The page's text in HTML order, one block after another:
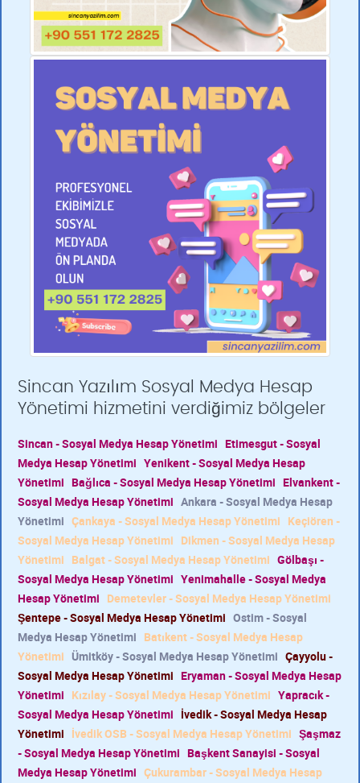
Sincan Yazılım Sosyal Medya Hesap
Yönetimi hizmetini verdiğimiz bölgeler
Sincan - Sosyal Medya Hesap Yönetimi Etimesgut - Sosyal
Medya Hesap Yönetimi Yenikent - Sosyal Medya Hesap
Yönetimi Bağlıca - Sosyal Medya Hesap Yönetimi Elvankent -
Sosyal Medya Hesap Yönetimi Ankara - Sosyal Medya Hesap
Yönetimi Çankaya - Sosyal Medya Hesap Yönetimi Keçiören -
Sosyal Medya Hesap Yönetimi Dikmen - Sosyal Medya Hesap
Yönetimi Balgat - Sosyal Medya Hesap Yönetimi Gölbaşı -
Sosyal Medya Hesap Yönetimi Yenimahalle - Sosyal Medya
Hesap Yönetimi Demetevler - Sosyal Medya Hesap Yönetimi
Şentepe - Sosyal Medya Hesap Yönetimi Ostim - Sosyal
Medya Hesap Yönetimi Batıkent - Sosyal Medya Hesap
Yönetimi Ümitköy - Sosyal Medya Hesap Yönetimi Çayyolu -
Sosyal Medya Hesap Yönetimi Eryaman - Sosyal Medya Hesap
Yönetimi Kızılay - Sosyal Medya Hesap Yönetimi Yapracık -
Sosyal Medya Hesap Yönetimi İvedik - Sosyal Medya Hesap
Yönetimi İvedik OSB - Sosyal Medya Hesap Yönetimi Şaşmaz
- Sosyal Medya Hesap Yönetimi Başkent Sanayisi - Sosyal
Medya Hesap Yönetimi Çukurambar - Sosyal Medya Hesap